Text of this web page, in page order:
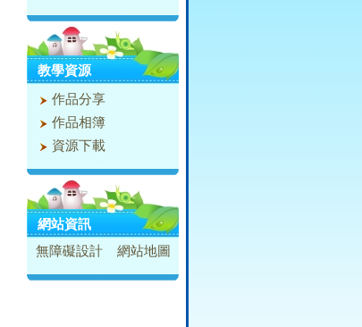
教學資源
作品分享
作品相簿
資源下載
網站資訊
無障礙設計
網站地圖